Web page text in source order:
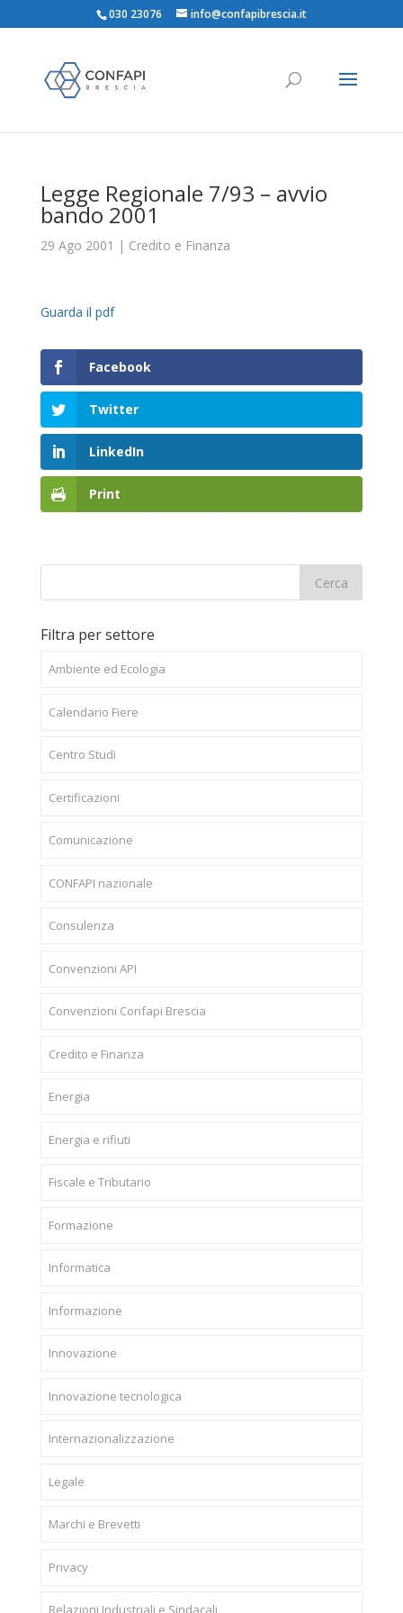
030 23076 info@confapibrescia.it
Legge Regionale 7/93 – avvio
bando 2001
29 Ago 2001 | Credito e Finanza
Guarda il pdf
Facebook
Twitter
LinkedIn
Print
Filtra per settore
Ambiente ed Ecologia
Calendario Fiere
Centro Studi
Certificazioni
Comunicazione
CONFAPI nazionale
Consulenza
Convenzioni API
Convenzioni Confapi Brescia
Credito e Finanza
Energia
Energia e rifiuti
Fiscale e Tributario
Formazione
Informatica
Informazione
Innovazione
Innovazione tecnologica
Internazionalizzazione
Legale
Marchi e Brevetti
Privacy